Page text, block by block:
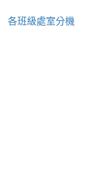
各班級處室分機